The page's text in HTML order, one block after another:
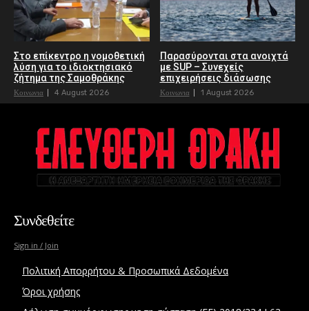
Στο επίκεντρο η νομοθετική
λύση για το ιδιοκτησιακό
ζήτημα της Σαμοθράκης
Κοινωνια 4 August 2026
Παρασύρονται στα ανοιχτά
με SUP – Συνεχείς
επιχειρήσεις διάσωσης
Κοινωνια 1 August 2026
Συνδεθείτε
Sign in / Join
Πολιτική Απορρήτου & Προσωπικά Δεδομένα
Όροι χρήσης